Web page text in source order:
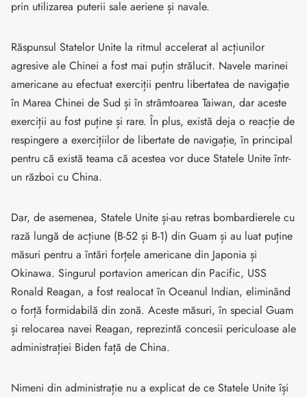
prin utilizarea puterii sale aeriene și navale.
Răspunsul Statelor Unite la ritmul accelerat al acțiunilor
agresive ale Chinei a fost mai puțin strălucit. Navele marinei
americane au efectuat exerciții pentru libertatea de navigație
în Marea Chinei de Sud și în strâmtoarea Taiwan, dar aceste
exerciții au fost puține și rare. În plus, există deja o reacție de
respingere a exercițiilor de libertate de navigație, în principal
pentru că există teama că acestea vor duce Statele Unite într-
un război cu China.
Dar, de asemenea, Statele Unite și-au retras bombardierele cu
rază lungă de acțiune (B-52 și B-1) din Guam și au luat puține
măsuri pentru a întări forțele americane din Japonia și
Okinawa. Singurul portavion american din Pacific, USS
Ronald Reagan, a fost realocat în Oceanul Indian, eliminând
o forță formidabilă din zonă. Aceste măsuri, în special Guam
și relocarea navei Reagan, reprezintă concesii periculoase ale
administrației Biden față de China.
Nimeni din administrație nu a explicat de ce Statele Unite își